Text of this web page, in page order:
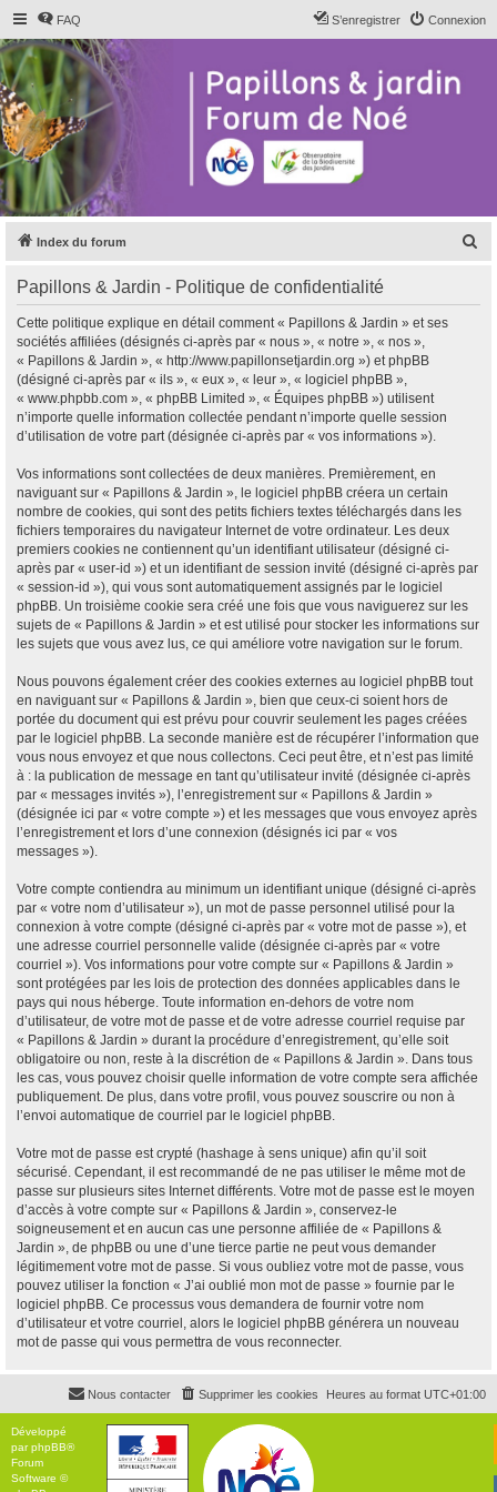
FAQ Connexion
S’enregistrer
Index du forum
Papillons & Jardin - Politique de confidentialité
Cette politique explique en détail comment « Papillons & Jardin » et ses
sociétés affiliées (désignés ci-après par « nous », « notre », « nos »,
« Papillons & Jardin », « http://www.papillonsetjardin.org ») et phpBB
(désigné ci-après par « ils », « eux », « leur », « logiciel phpBB »,
« www.phpbb.com », « phpBB Limited », « Équipes phpBB ») utilisent
n’importe quelle information collectée pendant n’importe quelle session
d’utilisation de votre part (désignée ci-après par « vos informations »).
Vos informations sont collectées de deux manières. Premièrement, en
naviguant sur « Papillons & Jardin », le logiciel phpBB créera un certain
nombre de cookies, qui sont des petits fichiers textes téléchargés dans les
fichiers temporaires du navigateur Internet de votre ordinateur. Les deux
premiers cookies ne contiennent qu’un identifiant utilisateur (désigné ci-
après par « user-id ») et un identifiant de session invité (désigné ci-après par
« session-id »), qui vous sont automatiquement assignés par le logiciel
phpBB. Un troisième cookie sera créé une fois que vous naviguerez sur les
sujets de « Papillons & Jardin » et est utilisé pour stocker les informations sur
les sujets que vous avez lus, ce qui améliore votre navigation sur le forum.
Nous pouvons également créer des cookies externes au logiciel phpBB tout
en naviguant sur « Papillons & Jardin », bien que ceux-ci soient hors de
portée du document qui est prévu pour couvrir seulement les pages créées
par le logiciel phpBB. La seconde manière est de récupérer l’information que
vous nous envoyez et que nous collectons. Ceci peut être, et n’est pas limité
à : la publication de message en tant qu’utilisateur invité (désignée ci-après
par « messages invités »), l’enregistrement sur « Papillons & Jardin »
(désignée ici par « votre compte ») et les messages que vous envoyez après
l’enregistrement et lors d’une connexion (désignés ici par « vos
messages »).
Votre compte contiendra au minimum un identifiant unique (désigné ci-après
par « votre nom d’utilisateur »), un mot de passe personnel utilisé pour la
connexion à votre compte (désigné ci-après par « votre mot de passe »), et
une adresse courriel personnelle valide (désignée ci-après par « votre
courriel »). Vos informations pour votre compte sur « Papillons & Jardin »
sont protégées par les lois de protection des données applicables dans le
pays qui nous héberge. Toute information en-dehors de votre nom
d’utilisateur, de votre mot de passe et de votre adresse courriel requise par
« Papillons & Jardin » durant la procédure d’enregistrement, qu’elle soit
obligatoire ou non, reste à la discrétion de « Papillons & Jardin ». Dans tous
les cas, vous pouvez choisir quelle information de votre compte sera affichée
publiquement. De plus, dans votre profil, vous pouvez souscrire ou non à
l’envoi automatique de courriel par le logiciel phpBB.
Votre mot de passe est crypté (hashage à sens unique) afin qu’il soit
sécurisé. Cependant, il est recommandé de ne pas utiliser le même mot de
passe sur plusieurs sites Internet différents. Votre mot de passe est le moyen
d’accès à votre compte sur « Papillons & Jardin », conservez-le
soigneusement et en aucun cas une personne affiliée de « Papillons &
Jardin », de phpBB ou une d’une tierce partie ne peut vous demander
légitimement votre mot de passe. Si vous oubliez votre mot de passe, vous
pouvez utiliser la fonction « J’ai oublié mon mot de passe » fournie par le
logiciel phpBB. Ce processus vous demandera de fournir votre nom
d’utilisateur et votre courriel, alors le logiciel phpBB générera un nouveau
mot de passe qui vous permettra de vous reconnecter.
Heures au format UTC+01:00
Supprimer les cookies
Nous contacter
Développé
parphpBB®
Forum
Software ©